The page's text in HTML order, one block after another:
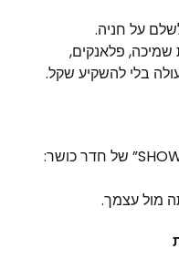
על חניה.
שמיכה, פלאנקים,
בלי להשקיע שקל.
מול עצמך.